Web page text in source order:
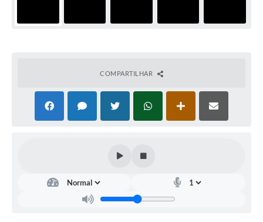
COMPARTILHAR